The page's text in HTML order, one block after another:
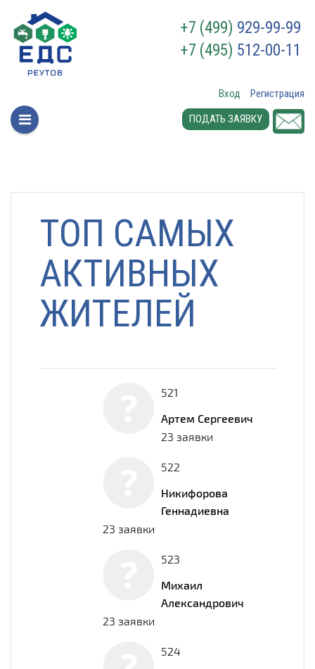
+7 (499) 929-99-99
+7 (495) 512-00-11
Вход
Регистрация
ПОДАТЬ ЗАЯВКУ
ТОП САМЫХ
АКТИВНЫХ
ЖИТЕЛЕЙ
521
Артем Сергеевич
23 заявки
522
Никифорова
Геннадиевна
23 заявки
523
Михаил
Александрович
23 заявки
524